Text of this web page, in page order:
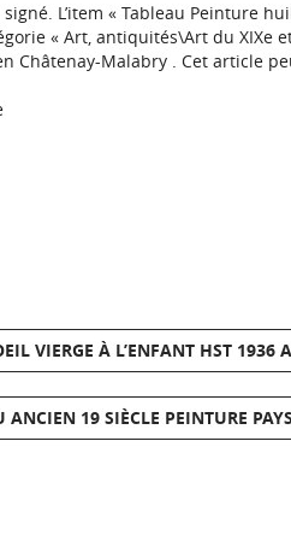
L’item « Tableau Peinture
« Art, antiquités\Art du XIXe
Châtenay-Malabry . Cet article
VIERGE À L’ENFANT HST 1936
ANCIEN 19 SIÈCLE PEINTURE